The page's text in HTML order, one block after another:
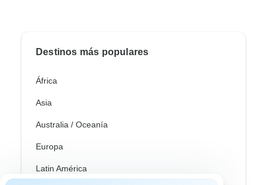
Destinos más populares
África
Asia
Australia / Oceanía
Europa
Latin América